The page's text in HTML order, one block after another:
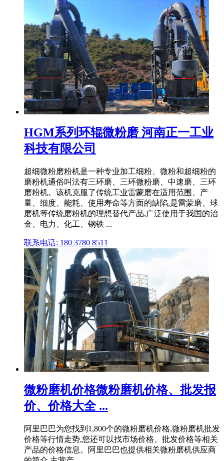
HGM系列环辊微粉磨 河南正一工业
科技有限公司
超细微粉磨粉机是一种专业加工细粉、微粉和超细粉的
磨粉机通俗叫法有三环磨、三环微粉磨、中速磨、三环
磨粉机。该机克服了传统工业雷蒙磨在适用范围、产
量、细度、能耗、使用寿命等方面的缺陷,是雷蒙磨、球
磨机等传统磨粉机的理想替代产品,广泛使用于我国的治
金、电力、化工、钢铁 ...
联系电话: 180 3780 8511
微粉磨机价格微粉磨机价格、批发报
价、价格大全 ...
阿里巴巴为您找到1,800个的微粉磨机价格,微粉磨机批发
价格等行情走势,您还可以找市场价格、批发价格等相关
产品的价格信息。阿里巴巴也提供相关微粉磨机供应商